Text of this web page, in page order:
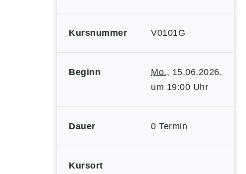
Kursnummer V0101G
Beginn Mo., 15.06.2026,
um 19:00 Uhr
Dauer 0 Termin
Kursort